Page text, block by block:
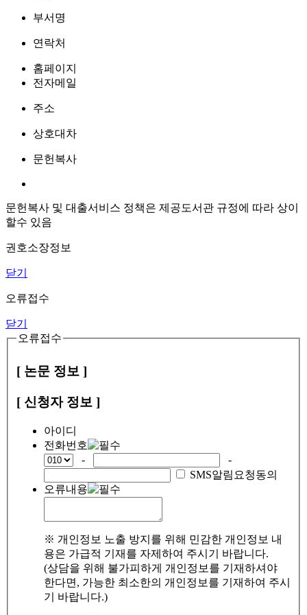
부서명
연락처
홈페이지
전자메일
주소
상호대차
문헌복사
문헌복사 및 대출서비스 정책은 제공도서관 규정에 따라 상이
할수 있음
권호소장정보
닫기
오류접수
닫기
오류접수
[ 논문 정보 ]
[ 신청자 정보 ]
아이디
전화번호
-
-
SMS알림요청동의
오류내용
※ 개인정보 노출 방지를 위해 민감한 개인정보 내
용은 가급적 기재를 자제하여 주시기 바랍니다.
(상담을 위해 불가피하게 개인정보를 기재하셔야
한다면, 가능한 최소한의 개인정보를 기재하여 주시
기 바랍니다.)